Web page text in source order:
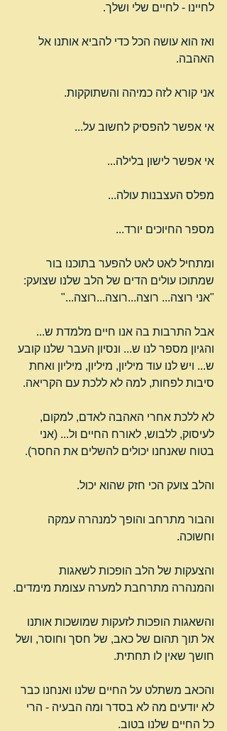
לחיינו - לחיים שלי ושלך.
ואז הוא עושה הכל כדי להביא אותנו אל
האהבה.
אני קורא לזה כמיהה והשתוקקות.
אי אפשר להפסיק לחשוב על...
אי אפשר לישון בלילה...
מפלס העצבנות עולה...
מספר החיוכים יורד...
ומתחיל לאט לאט להפער בתוכנו בור
שמתוכו עולים הדים של הלב שלנו שצועק:
"אני רוצה... רוצה...רוצה...רוצה..."
אבל התרבות בה אנו חיים מלמדת ש...
והגיון מספר לנו ש... ונסיון העבר שלנו קובע
ש... ויש לנו עוד מיליון, מיליון, מיליון ואחת
סיבות לפחות, למה לא ללכת עם הקריאה.
לא ללכת אחרי האהבה לאדם, למקום,
לעיסוק, ללבוש, לאורח החיים ול... (אני
בטוח שאנחנו יכולים להשלים את החסר).
והלב צועק הכי חזק שהוא יכול.
והבור מתרחב והופך למנהרה עמקה
וחשוכה.
והצעקות של הלב הופכות לשאגות
והמנהרה מתרחבת למערה עצומת מימדים.
והשאגות הופכות לזעקות שמושכות אותנו
אל תוך תהום של כאב, של חסך וחוסר, ושל
חושך שאין לו תחתית.
והכאב משתלט על החיים שלנו ואנחנו כבר
לא יודעים מה לא בסדר ומה הבעיה - הרי
כל החיים שלנו בטוב.